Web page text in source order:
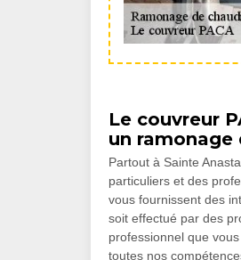
Le couvreur
un ramonage
Partout à Sainte
particuliers et des
vous fournissent des
soit effectué par des
professionnel que
toutes nos